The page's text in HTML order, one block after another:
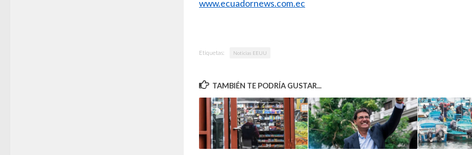
www.ecuadornews.com.ec
Etiquetas: Noticias EEUU
TAMBIÉN TE PODRÍA GUSTAR...